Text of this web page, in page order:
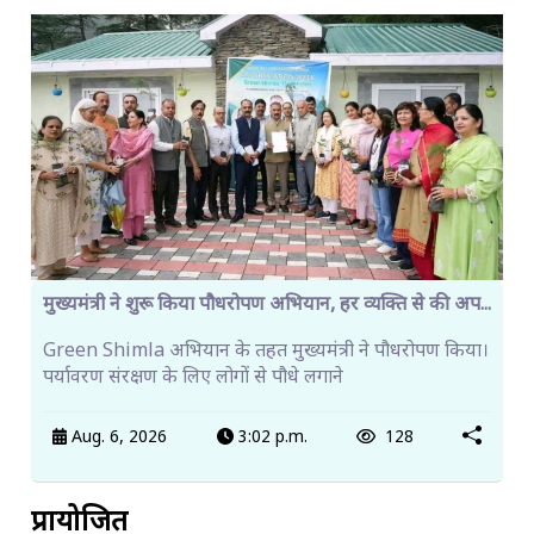
मुख्यमंत्री ने शुरू किया पौधरोपण अभियान, हर व्यक्ति से की अप...
Green Shimla अभियान के तहत मुख्यमंत्री ने पौधरोपण किया।
पर्यावरण संरक्षण के लिए लोगों से पौधे लगाने
Aug. 6, 2026 3:02 p.m. 128
प्रायोजित